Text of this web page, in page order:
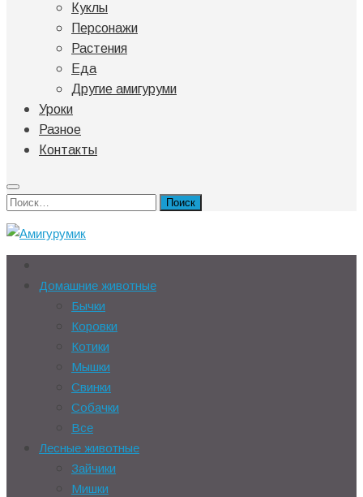
Куклы
Персонажи
Растения
Еда
Другие амигуруми
Уроки
Разное
Контакты
Найти:
Домашние животные
Бычки
Коровки
Котики
Мышки
Свинки
Собачки
Все
Лесные животные
Зайчики
Мишки